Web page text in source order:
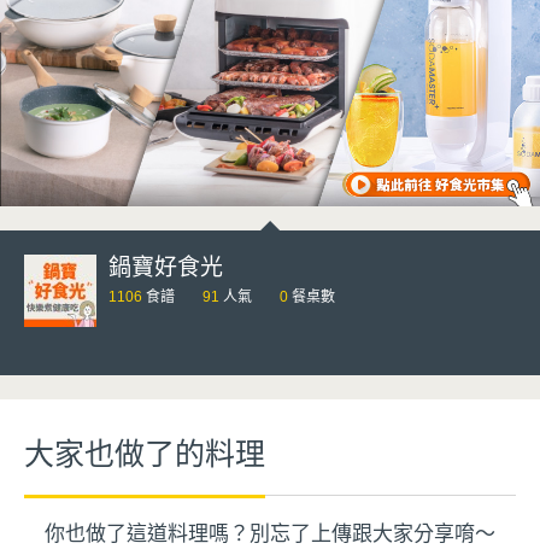
鍋寶好食光
1106 食譜 91 人氣 0 餐桌數
大家也做了的料理
你也做了這道料理嗎？別忘了上傳跟大家分享唷～